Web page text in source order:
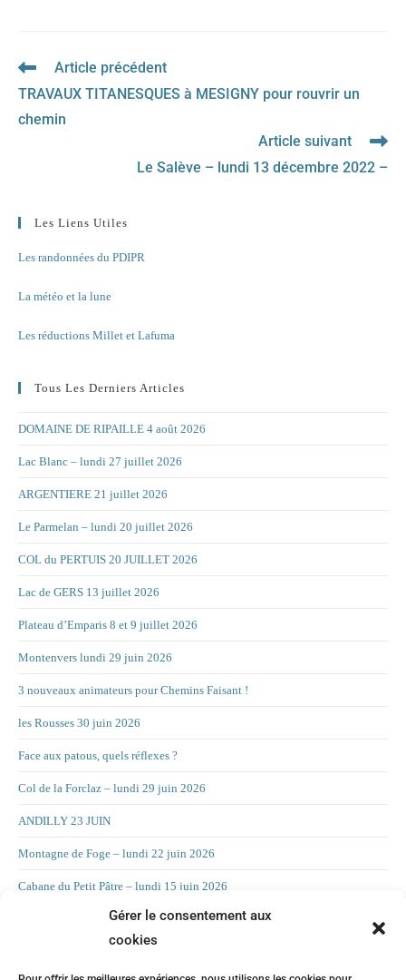
Gérer le consentement aux
cookies
Read
articles
Article précédent
TRAVAUX TITANESQUES à MESIGNY pour rouvrir un
chemin
Article suivant
Le Salève – lundi 13 décembre 2022 –
Les Liens Utiles
Les randonnées du PDIPR
La météo et la lune
Les réductions Millet et Lafuma
Tous Les Derniers Articles
DOMAINE DE RIPAILLE 4 août 2026
Lac Blanc – lundi 27 juillet 2026
ARGENTIERE 21 juillet 2026
Le Parmelan – lundi 20 juillet 2026
COL du PERTUIS 20 JUILLET 2026
Lac de GERS 13 juillet 2026
Plateau d’Emparis 8 et 9 juillet 2026
Montenvers lundi 29 juin 2026
3 nouveaux animateurs pour Chemins Faisant !
les Rousses 30 juin 2026
Face aux patous, quels réflexes ?
Col de la Forclaz – lundi 29 juin 2026
ANDILLY 23 JUIN
Montagne de Foge – lundi 22 juin 2026
Cabane du Petit Pâtre – lundi 15 juin 2026
La Croix d’Allant – lundi 8 juin 2026